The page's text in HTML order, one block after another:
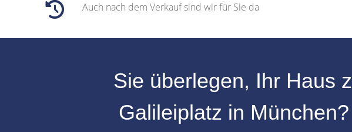
Auch nach dem Verkauf sind wir für Sie da
Sie überlegen, Ihr Haus
Galileiplatz in München